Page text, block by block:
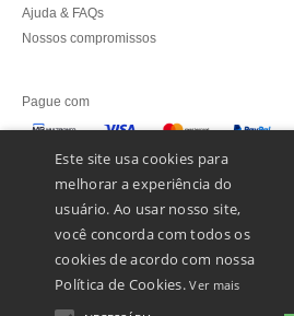
Ajuda & FAQs
Nossos compromissos
Pague com
Enviamos com
Este site usa cookies para
melhorar a experiência do
usuário. Ao usar nosso site,
você concorda com todos os
cookies de acordo com nossa
Política de Cookies.Ver mais